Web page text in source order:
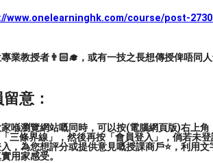
？
情！
www.onelearninghk.com/course/post-
業教授者👨🏻‍🎓，或有一技之長想傳授俾唔同
意：
家喺瀏覽網站嘅同時，可以按(電腦網頁版)右上
三條界線」，然後再按「會員登入」，倘若未
，為您想評分或提供意見嘅授課商戶⭐️，利用
用家感受。